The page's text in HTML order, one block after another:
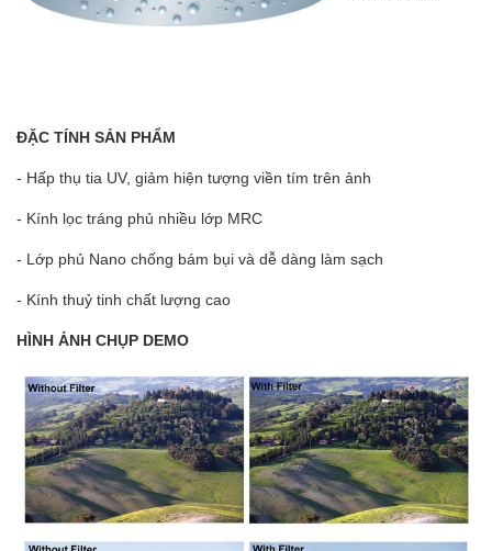
ĐẶC TÍNH SẢN PHẨM
- Hấp thụ tia UV, giảm hiện tượng viền tím trên ảnh
- Kính lọc tráng phủ nhiều lớp MRC
- Lớp phủ Nano chống bám bụi và dễ dàng làm sạch
- Kính thuỷ tinh chất lượng cao
HÌNH ẢNH CHỤP DEMO